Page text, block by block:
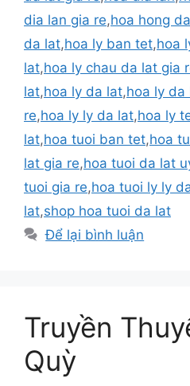
dia lan gia re,hoa hong
da lat,hoa ly ban tet,hoa
lat,hoa ly chau da lat gia
lat,hoa ly da lat,hoa ly da
re,hoa ly ly da lat,hoa ly
lat,hoa tuoi ban tet,hoa
lat gia re,hoa tuoi da lat
tuoi gia re,hoa tuoi ly ly
lat,shop hoa tuoi da lat
Để lại bình luận
Truyền
Quỳ